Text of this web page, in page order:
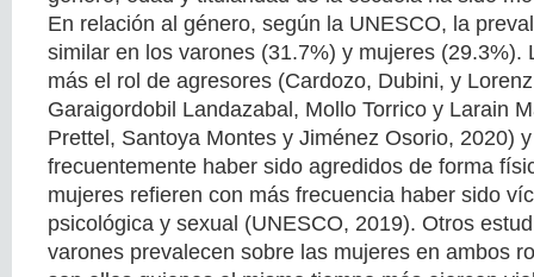
En relación al género, según la UNESCO, la
similar en los varones (31.7%) y mujeres (29.3%).
más el rol de agresores (Cardozo, Dubini, y
Garaigordobil Landazabal, Mollo Torrico y Larain
Prettel, Santoya Montes y Jiménez Osorio, 2020)
frecuentemente haber sido agredidos de forma
mujeres refieren con más frecuencia haber sido
psicológica y sexual (UNESCO, 2019). Otros
varones prevalecen sobre las mujeres en ambos